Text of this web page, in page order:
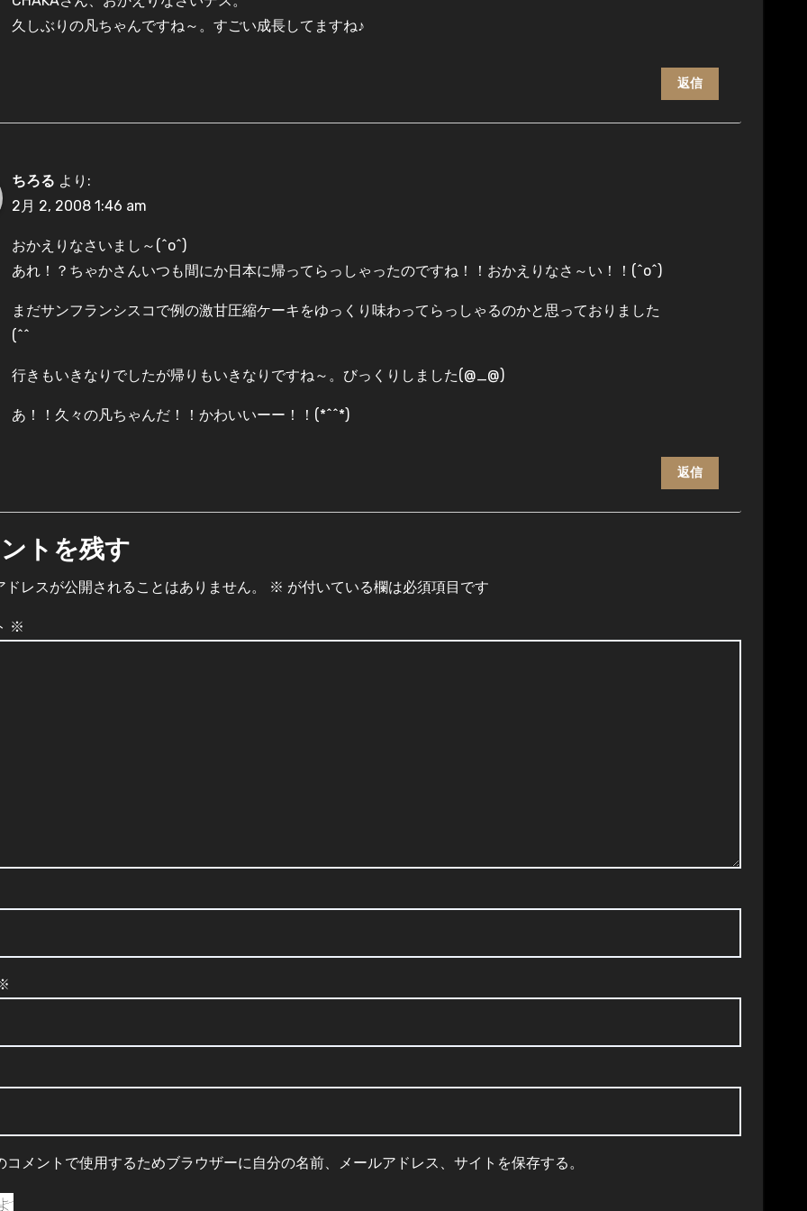
久しぶりの凡ちゃんですね～。すごい成長してますね♪
返信
ちろる より:
2月 2, 2008 1:46 am
おかえりなさいまし～(^o^)
あれ！？ちゃかさんいつも間にか日本に帰ってらっしゃったのですね！！おかえりなさ～い！！(^o^)
まだサンフランシスコで例の激甘圧縮ケーキをゆっくり味わってらっしゃるのかと思っておりました
(^^ゞ
行きもいきなりでしたが帰りもいきなりですね～。びっくりしました(@_@)
あ！！久々の凡ちゃんだ！！かわいいーー！！(*^^*)
返信
トを残す
ドレスが公開されることはありません。 ※ が付いている欄は必須項目です
※
コメントで使用するためブラウザーに自分の名前、メールアドレス、サイトを保存する。